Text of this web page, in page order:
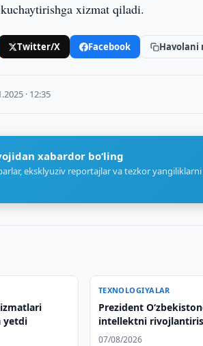
xizmat qiladi.
Twitter/X Facebook Havolani
· 12:35
xabardor bo‘ling
eksklyuziv reportajlar va tezkor
yetdi
TEXNOLOGIYALAR
Prezident
intellektni
ustuvor
07/08/2026